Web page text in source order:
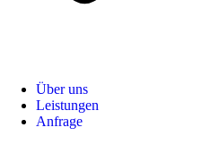
Über uns
Leistungen
Anfrage